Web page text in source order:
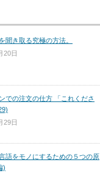
聞き取る究極の方法。
20日
での注文の仕方 「これくださ
29日
語をモノにするための５つの原
)